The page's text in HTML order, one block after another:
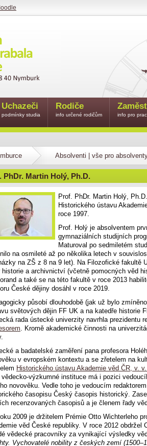
Absolventi | vše pro
PhDr. Martin Holý, Ph.D.
Prof. PhDr. Martin Holý,
Historického ústavu
roce 1997.
Prof. Holý je absolventem
gymnaziálních studijních
Maturoval po sedmiletém
na osmileté až po několika letech v
na ZŠ z 8 na 9 let). Na Filozofické fakultě
historie a archivnictví (včetně pomocných věd
a také se na této fakultě v roce 2013
České dějiny dosáhl v roce 2019.
působí dlouhodobě (jak už bylo
světových dějin FF UK a na katedře historie
rada ústecké univerzity navrhla prezidentu
. Kromě akademické činnosti na
a badatelské zaměření pana profesora
v evropském kontextu a se zřetelem na
Historického ústavu Akademie věd ČR, v.
vědecko-výzkumné instituce má i pozici
novověku. Vedle toho je vedoucím
časopisu Český časopis historický.
recenzovaných časopisů a je členem řady
2009 je držitelem Prémie Otto Wichterleho
věd České republiky. V roce 2012 obdržel
vědecké pracovníky za vynikající výsledky
Vychovatelé nobility z českých zemí
Uchazeči
podmínky studia
Rodiče
info určené rodičům info pro